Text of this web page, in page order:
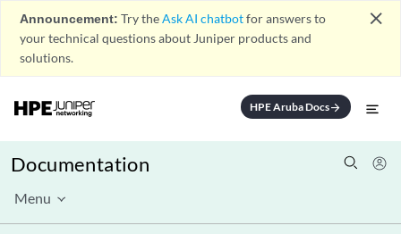
Announcement: Try theAsk AI chatbotfor answers to
your technical questions about Juniper products and
solutions.
close
HPE Aruba Docsarrow_forward
Documentation
Menu